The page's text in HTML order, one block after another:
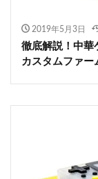
2019年5月3日
徹底解説！中華
カスタムファー